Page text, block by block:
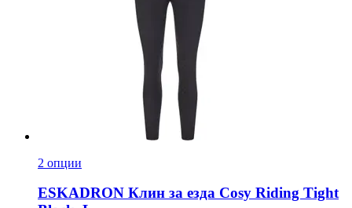
2 опции
ESKADRON Клин за езда Cosy Riding Tight